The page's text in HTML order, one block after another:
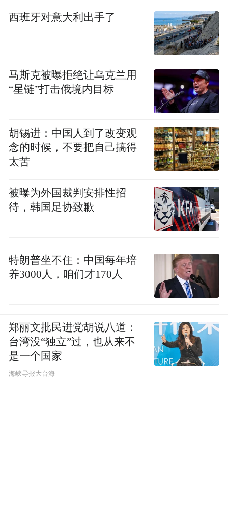
西班牙对意大利出手了
马斯克被曝拒绝让乌克兰用
“星链”打击俄境内目标
胡锡进：中国人到了改变观
念的时候，不要把自己搞得
太苦
被曝为外国裁判安排性招
待，韩国足协致歉
特朗普坐不住：中国每年培
养3000人，咱们才170人
郑丽文批民进党胡说八道：
台湾没“独立”过，也从来不
是一个国家
​海峡导报大台海